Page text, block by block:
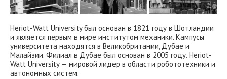
Heriot-Watt University был основан в 1821 году в Шотландии
и является первым в мире институтом механики. Кампусы
университета находятся в Великобритании, Дубае и
Малайзии. Филиал в Дубае был основан в 2005 году. Heriot-
Watt University — мировой лидер в области робототехники и
автономных систем.